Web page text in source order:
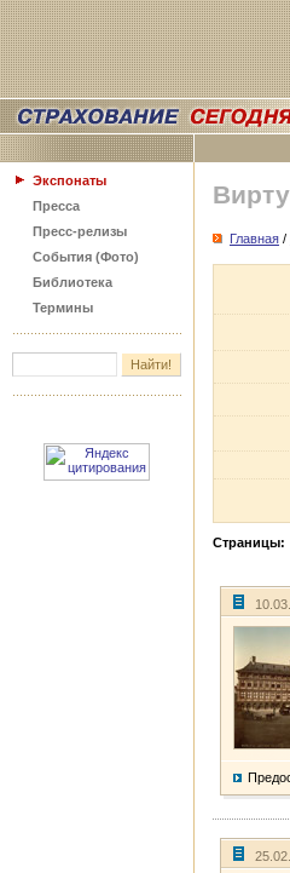
Экспонаты
Пресса
Пресс-релизы
События (Фото)
Библиотека
Термины
Главная /
Страницы: